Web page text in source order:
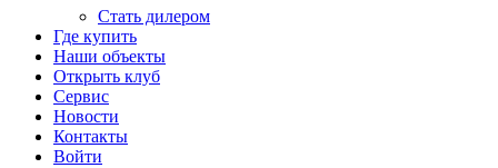
Стать дилером
Где купить
Наши объекты
Открыть клуб
Сервис
Новости
Контакты
Войти